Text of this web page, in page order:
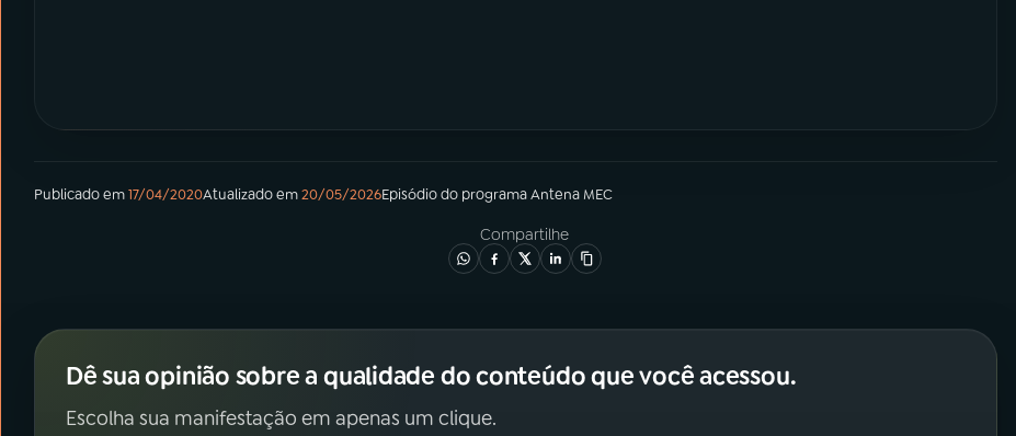
Publicado em17/04/2020Atualizado em20/05/2026Episódiodo programaAntena MEC
Compartilhe
Dê sua opinião sobre a qualidade do conteúdo que você acessou.
Escolha sua manifestação em apenas um clique.